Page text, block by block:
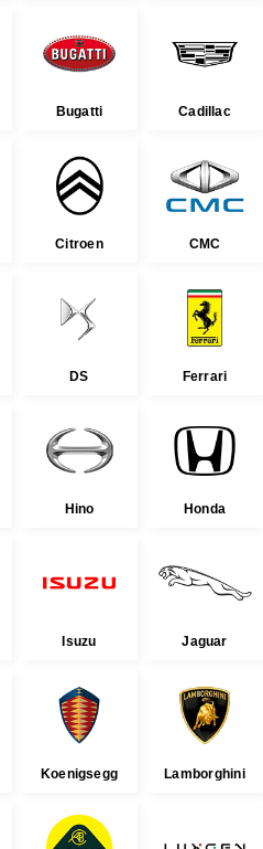
Bugatti Cadillac
Citroen CMC
DS Ferrari
Hino Honda
Isuzu Jaguar
Koenigsegg Lamborghini